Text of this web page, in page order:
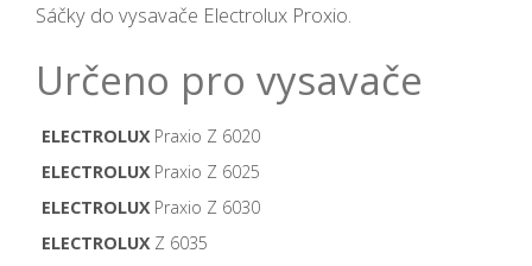
Sáčky do vysavače Electrolux Proxio.
Určeno pro vysavače
ELECTROLUXPraxio Z 6020
ELECTROLUXPraxio Z 6025
ELECTROLUXPraxio Z 6030
ELECTROLUXZ 6035